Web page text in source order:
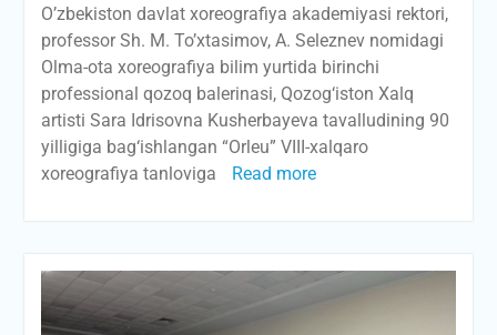
O’zbekiston davlat xoreografiya akademiyasi rektori,
professor Sh. M. To’xtasimov, A. Seleznev nomidagi
Olma-ota xoreografiya bilim yurtida birinchi
professional qozoq balerinasi, Qozog‘iston Xalq
artisti Sara Idrisovna Kusherbayeva tavalludining 90
yilligiga bag‘ishlangan “Orleu” VIII-xalqaro
xoreografiya tanloviga
Read more